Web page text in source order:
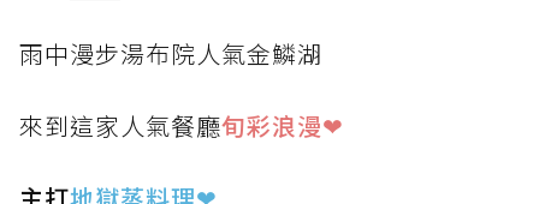
雨中漫步湯布院人氣金鱗湖
來到這家人氣餐廳旬彩浪漫❤